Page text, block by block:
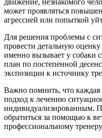
может проявляться
агрессией или попыткой
Для решения проблемы с
провести детальную
именно вызывает у собаки
план по постепенной
экспозиции к источнику
Важно помнить, что каждая
подход к лечению
индивидуализированным.
обратиться за помощью к
профессиональному